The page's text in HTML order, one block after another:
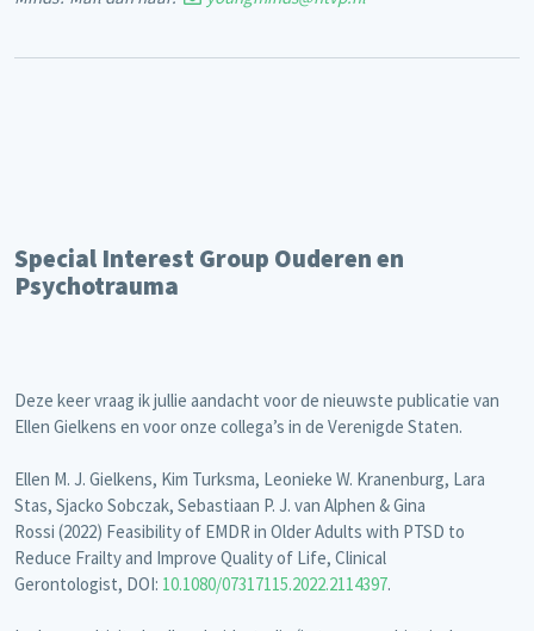
Special Interest Group Ouderen en
Psychotrauma
Deze keer vraag ik jullie aandacht voor de nieuwste publicatie van
Ellen Gielkens en voor onze collega’s in de Verenigde Staten.
Ellen M. J. Gielkens, Kim Turksma, Leonieke W. Kranenburg, Lara
Stas, Sjacko Sobczak, Sebastiaan P. J. van Alphen & Gina
Rossi (2022) Feasibility of EMDR in Older Adults with PTSD to
Reduce Frailty and Improve Quality of Life, Clinical
Gerontologist, DOI: 10.1080/07317115.2022.2114397.